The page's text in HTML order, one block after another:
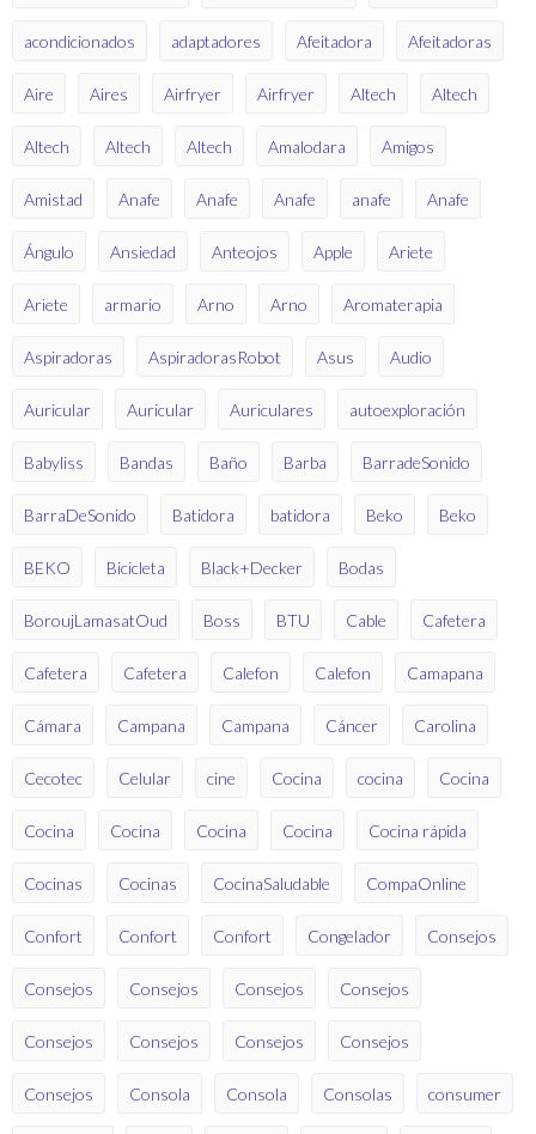
acondicionados adaptadores Afeitadora Afeitadoras
Aire Aires Airfryer Airfryer Altech Altech
Altech Altech Altech Amalodara Amigos
Amistad Anafe Anafe Anafe anafe Anafe
Ángulo Ansiedad Anteojos Apple Ariete
Ariete armario Arno Arno Aromaterapia
Aspiradoras AspiradorasRobot Asus Audio
Auricular Auricular Auriculares autoexploración
Babyliss Bandas Baño Barba BarradeSonido
BarraDeSonido Batidora batidora Beko Beko
BEKO Bicicleta Black+Decker Bodas
BoroujLamasatOud Boss BTU Cable Cafetera
Cafetera Cafetera Calefon Calefon Camapana
Cámara Campana Campana Cáncer Carolina
Cecotec Celular cine Cocina cocina Cocina
Cocina Cocina Cocina Cocina Cocina rápida
Cocinas Cocinas CocinaSaludable CompaOnline
Confort Confort Confort Congelador Consejos
Consejos Consejos Consejos Consejos
Consejos Consejos Consejos Consejos
Consejos Consola Consola Consolas consumer